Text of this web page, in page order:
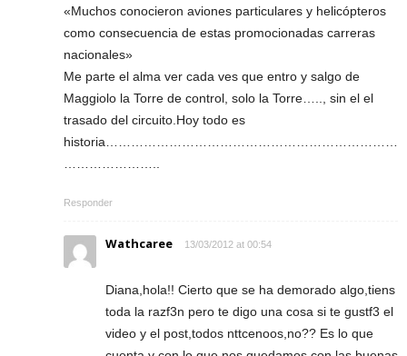
«Muchos conocieron aviones particulares y helicópteros
como consecuencia de estas promocionadas carreras
nacionales»
Me parte el alma ver cada ves que entro y salgo de
Maggiolo la Torre de control, solo la Torre….., sin el el
trasado del circuito.Hoy todo es
historia……………………………………………………………
Responder
Wathcaree 13/03/2012 at 00:54
Diana,hola!! Cierto que se ha demorado algo,tiens
toda la razf3n pero te digo una cosa si te gustf3 el
video y el post,todos nttcenoos,no?? Es lo que